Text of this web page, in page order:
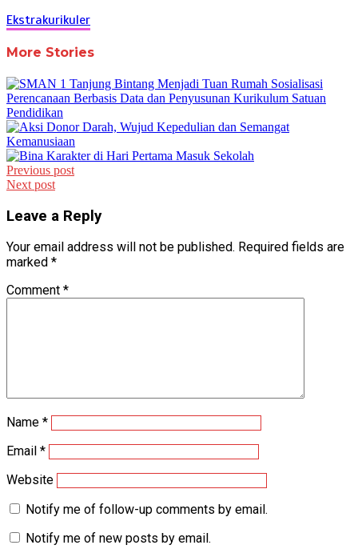
Ekstrakurikuler
More Stories
Post
navigation
Previous post
Next post
Leave a Reply
Your email address will not be published. Required fields are
marked *
Comment *
Name *
Email *
Website
Notify me of follow-up comments by email.
Notify me of new posts by email.